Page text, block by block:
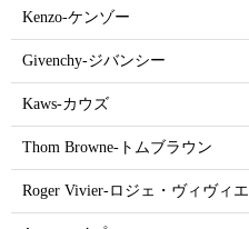
Kenzo-ケンゾー
Givenchy-ジバンシー
Kaws-カウズ
Thom Browne-トムブラウン
Roger Vivier-ロジェ・ヴィヴィエ